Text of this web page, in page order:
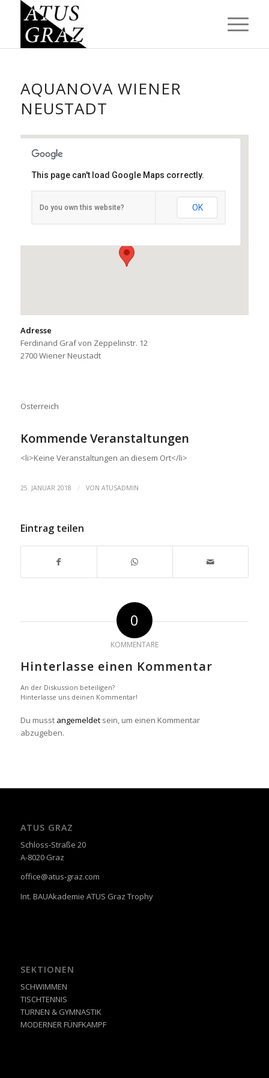
AQUANOVA WIENER
NEUSTADT
Ferdinand Graf von Zeppelinstr. 12 - 2700
Veranstaltungen
This page can't load Google Maps correctly.
Do you own this website? OK
Adresse
Ferdinand Graf von Zeppelinstr. 12
2700 Wiener Neustadt
Österreich
Kommende Veranstaltungen
<li>Keine Veranstaltungen an diesem Ort</li>
25. JANUAR 2018 / VON ATUSADMIN
Eintrag teilen
0
KOMMENTARE
Hinterlasse einen Kommentar
An der Diskussion beteiligen?
Hinterlasse uns deinen Kommentar!
Du musst angemeldetsein, um einen Kommentar
abzugeben.
ATUS GRAZ
Schloss-Straße 20
A-8020 Graz
office@atus-graz.com
Int. BAUAkademie ATUS Graz Trophy
SEKTIONEN
SCHWIMMEN
TISCHTENNIS
TURNEN & GYMNASTIK
MODERNER FÜNFKAMPF